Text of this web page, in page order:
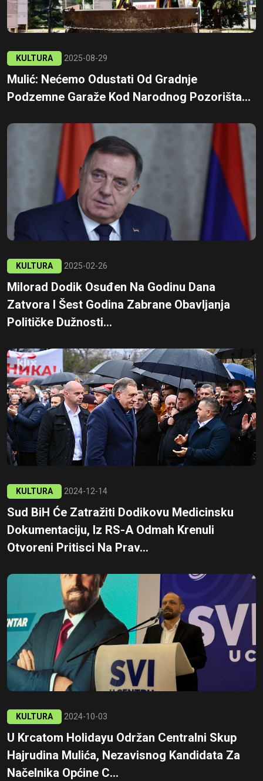
KULTURA 2025-08-29
Mulić: Nećemo Odustati Od Gradnje
Podzemne Garaže Kod Narodnog Pozorišta...
KULTURA 2025-02-26
Milorad Dodik Osuđen Na Godinu Dana
Zatvora I Šest Godina Zabrane Obavljanja
Političke Dužnosti...
KULTURA 2024-12-14
Sud BiH Će Zatražiti Dodikovu Medicinsku
Dokumentaciju, Iz RS-A Odmah Krenuli
Otvoreni Pritisci Na Prav...
KULTURA 2024-10-03
U Krcatom Holidayu Održan Centralni Skup
Hajrudina Mulića, Nezavisnog Kandidata Za
Načelnika Općine C...